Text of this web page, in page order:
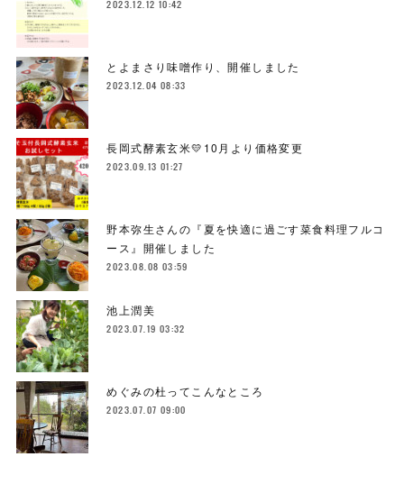
2023.12.12 10:42
とよまさり味噌作り、開催しました
2023.12.04 08:33
長岡式酵素玄米💛10月より価格変更
2023.09.13 01:27
野本弥生さんの『夏を快適に過ごす菜食料理フルコ
ース』開催しました
2023.08.08 03:59
池上潤美
2023.07.19 03:32
めぐみの杜ってこんなところ
2023.07.07 09:00